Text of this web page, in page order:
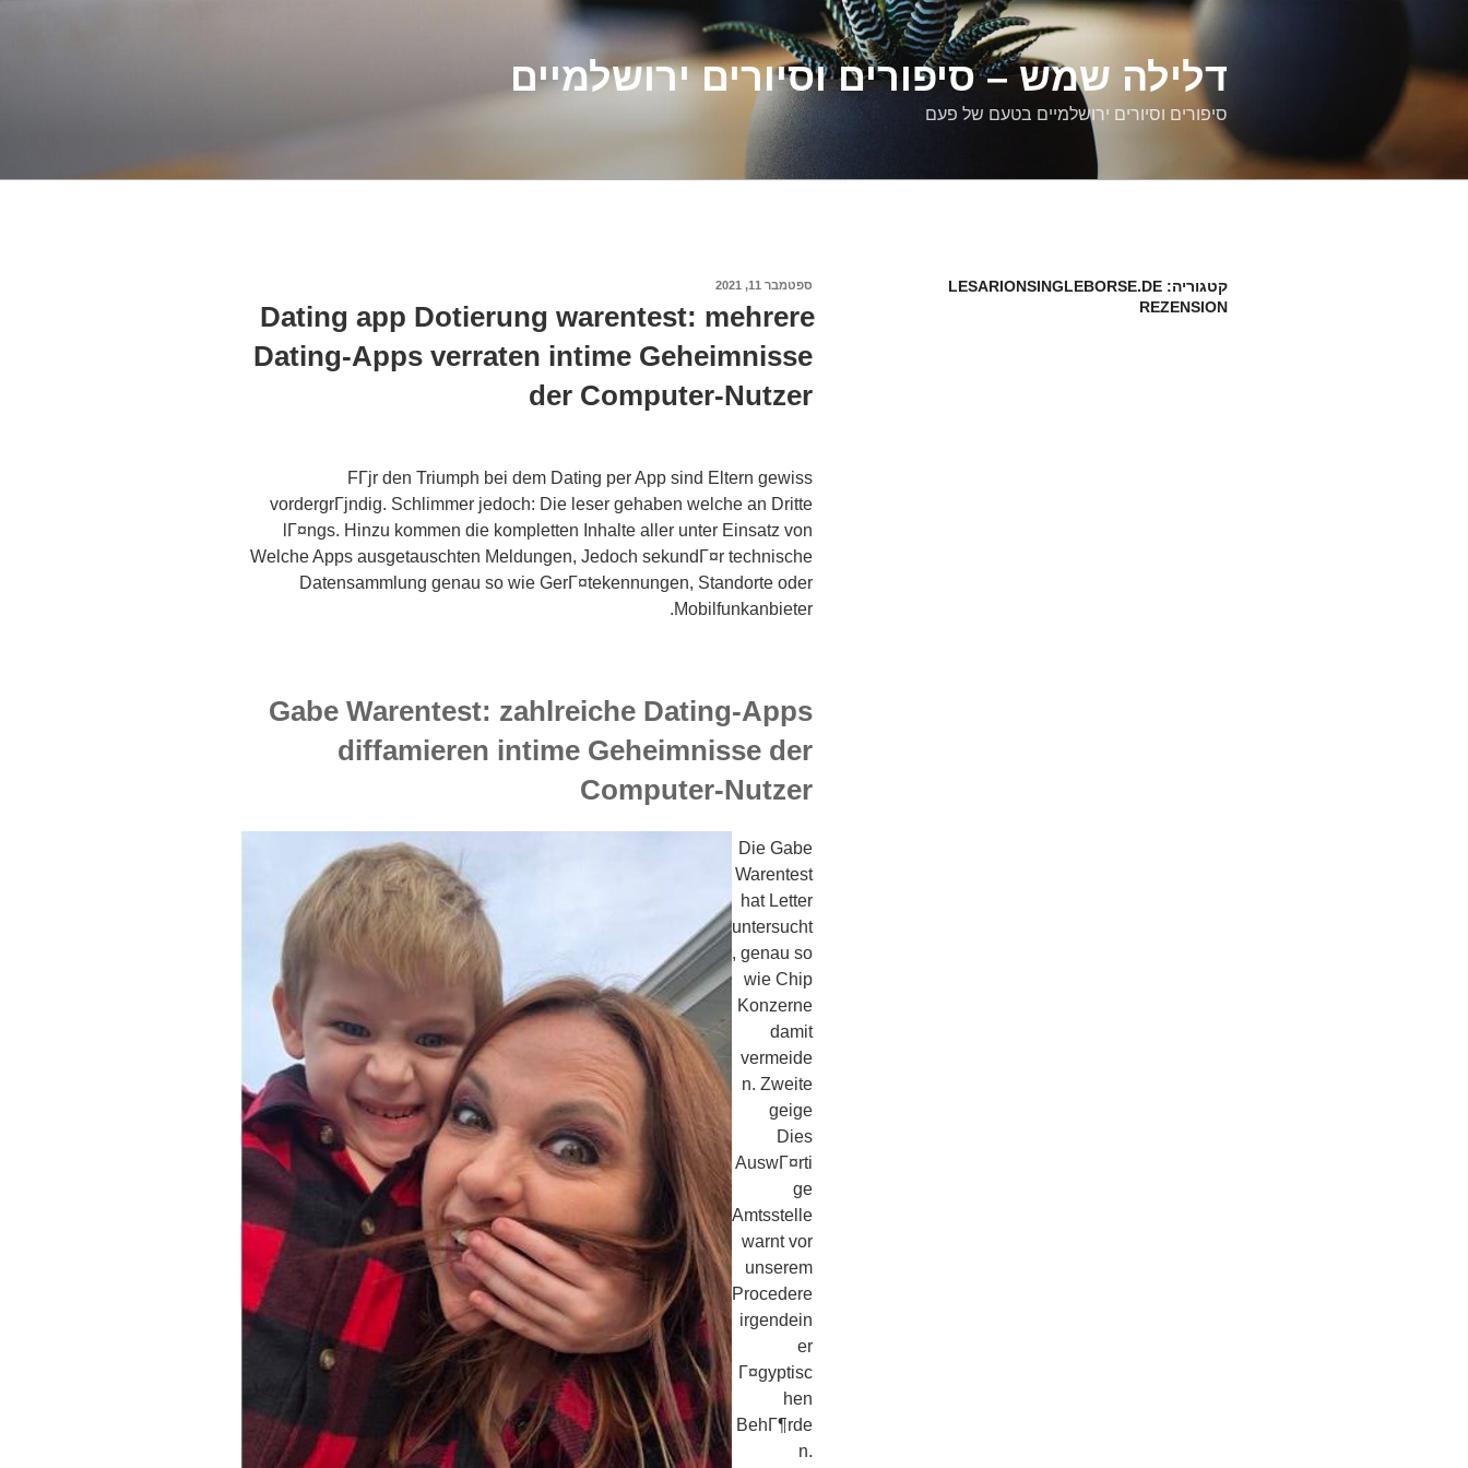
דלילה שמש – סיפורים וסיורים ירושלמיים
סיפורים וסיורים ירושלמיים בטעם של פעם
קטגוריה: LESARIONSINGLEBORSE.DE
REZENSION
פורסם
ספטמבר 11, 2021
Dating app Dotierung warentest: mehrere
Dating-Apps verraten intime Geheimnisse
der Computer-Nutzer
FГјr den Triumph bei dem Dating per App sind Eltern gewiss
vordergrГјndig. Schlimmer jedoch: Die leser gehaben welche an Dritte
lГ¤ngs. Hinzu kommen die kompletten Inhalte aller unter Einsatz von
Welche Apps ausgetauschten Meldungen, Jedoch sekundГ¤r technische
Datensammlung genau so wie GerГ¤tekennungen, Standorte oder
Mobilfunkanbieter.
Gabe Warentest: zahlreiche Dating-Apps
diffamieren intime Geheimnisse der
Computer-Nutzer
Die Gabe
Warentest
hat Letter
untersucht
, genau so
wie Chip
Konzerne
damit
vermeide
n. Zweite
geige
Dies
AuswГ¤rti
ge
Amtsstelle
warnt vor
unserem
Procedere
irgendein
er
Г¤gyptisc
hen
BehГ¶rde
n.